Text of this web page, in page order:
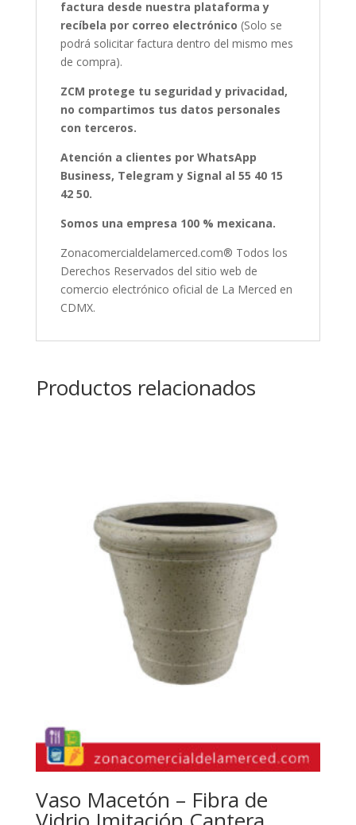
factura desde nuestra plataforma y
recíbela por correo electrónico (Solo se
podrá solicitar factura dentro del mismo mes
de compra).
ZCM protege tu seguridad y privacidad,
no compartimos tus datos personales
con terceros.
Atención a clientes por WhatsApp
Business, Telegram y Signal al 55 40 15
42 50.
Somos una empresa 100 % mexicana.
Zonacomercialdelamerced.com® Todos los
Derechos Reservados del sitio web de
comercio electrónico oficial de La Merced en
CDMX.
Productos relacionados
Vaso Macetón – Fibra de